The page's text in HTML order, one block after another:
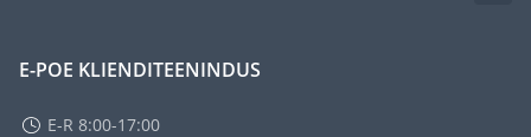
E-POE KLIENDITEENINDUS
E-R 8:00-17:00